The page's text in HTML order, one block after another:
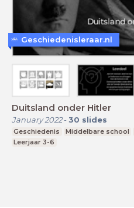
Duitsland onder Hitler
January 2022- 30 slides
Geschiedenis Middelbare school
Leerjaar 3-6
Geschiedenisleraar.nl